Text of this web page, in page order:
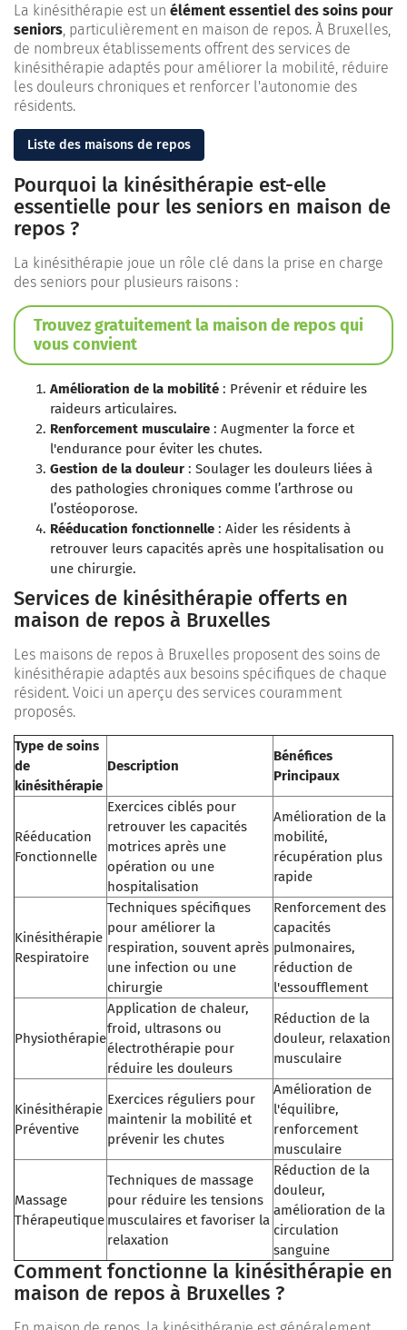
La kinésithérapie est un élément essentiel des soins pour
seniors, particulièrement en maison de repos. À Bruxelles,
de nombreux établissements offrent des services de
kinésithérapie adaptés pour améliorer la mobilité, réduire
les douleurs chroniques et renforcer l'autonomie des
résidents.
Liste des maisons de repos
Pourquoi la kinésithérapie est-elle
essentielle pour les seniors en maison de
repos ?
La kinésithérapie joue un rôle clé dans la prise en charge
des seniors pour plusieurs raisons :
Trouvez gratuitement la maison de repos qui
vous convient
Amélioration de la mobilité : Prévenir et réduire les
raideurs articulaires.
Renforcement musculaire : Augmenter la force et
l'endurance pour éviter les chutes.
Gestion de la douleur : Soulager les douleurs liées à
des pathologies chroniques comme l’arthrose ou
l’ostéoporose.
Rééducation fonctionnelle : Aider les résidents à
retrouver leurs capacités après une hospitalisation ou
une chirurgie.
Services de kinésithérapie offerts en
maison de repos à Bruxelles
Les maisons de repos à Bruxelles proposent des soins de
kinésithérapie adaptés aux besoins spécifiques de chaque
résident. Voici un aperçu des services couramment
proposés.
Type de soins
de
kinésithérapie
Description
Bénéfices
Principaux
Rééducation
Fonctionnelle
Exercices ciblés pour
retrouver les capacités
motrices après une
opération ou une
hospitalisation
Amélioration de la
mobilité,
récupération plus
rapide
Kinésithérapie
Respiratoire
Techniques spécifiques
pour améliorer la
respiration, souvent après
une infection ou une
chirurgie
Renforcement des
capacités
pulmonaires,
réduction de
l'essoufflement
Physiothérapie
Application de chaleur,
froid, ultrasons ou
électrothérapie pour
réduire les douleurs
Réduction de la
douleur, relaxation
musculaire
Kinésithérapie
Préventive
Exercices réguliers pour
maintenir la mobilité et
prévenir les chutes
Amélioration de
l'équilibre,
renforcement
musculaire
Massage
Thérapeutique
Techniques de massage
pour réduire les tensions
musculaires et favoriser la
relaxation
Réduction de la
douleur,
amélioration de la
circulation
sanguine
Comment fonctionne la kinésithérapie en
maison de repos à Bruxelles ?